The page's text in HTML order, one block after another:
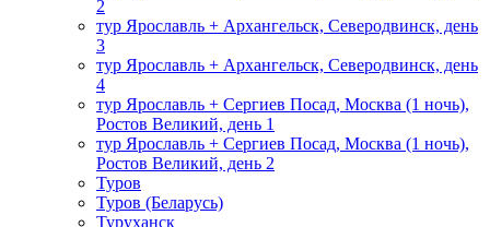
2
тур Ярославль + Архангельск, Северодвинск, день
3
тур Ярославль + Архангельск, Северодвинск, день
4
тур Ярославль + Сергиев Посад, Москва (1 ночь),
Ростов Великий, день 1
тур Ярославль + Сергиев Посад, Москва (1 ночь),
Ростов Великий, день 2
Туров
Туров (Беларусь)
Туруханск